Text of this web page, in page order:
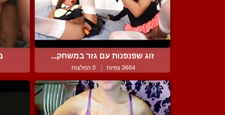
זוג שפנפנות עם גזר במשחק...
3664 צפיות | 0 המלצות